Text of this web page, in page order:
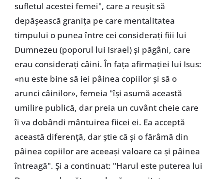
sufletul acestei femei", care a reușit să
depășească granița pe care mentalitatea
timpului o punea între cei considerați fiii lui
Dumnezeu (poporul lui Israel) și păgâni, care
erau considerați câini. În fața afirmației lui Isus:
«nu este bine să iei pâinea copiilor și să o
arunci câinilor», femeia "își asumă această
umilire publică, dar preia un cuvânt cheie care
îi va dobândi mântuirea fiicei ei. Ea acceptă
această diferență, dar știe că și o fărâmă din
pâinea copiilor are aceeași valoare ca și pâinea
întreagă". Și a continuat: "Harul este puterea lui